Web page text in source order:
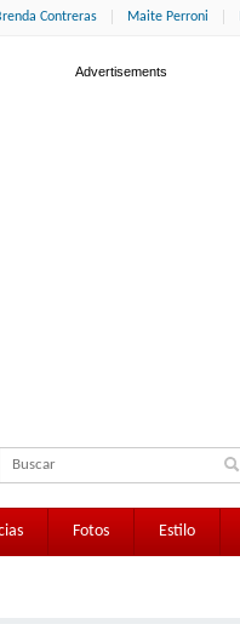
Contreras Maite Perroni
Fotos Estilo